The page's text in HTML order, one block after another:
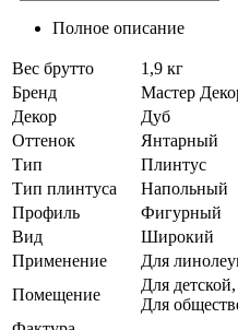
Полное описание
Вес брутто
1,9 кг
Бренд
Мастер
Декор
Дуб
Оттенок
Янтарный
Тип
Плинтус
Тип плинтуса
Напольный
Профиль
Фигурный
Вид
Широкий
Применение
Для
Помещение
Для
Для